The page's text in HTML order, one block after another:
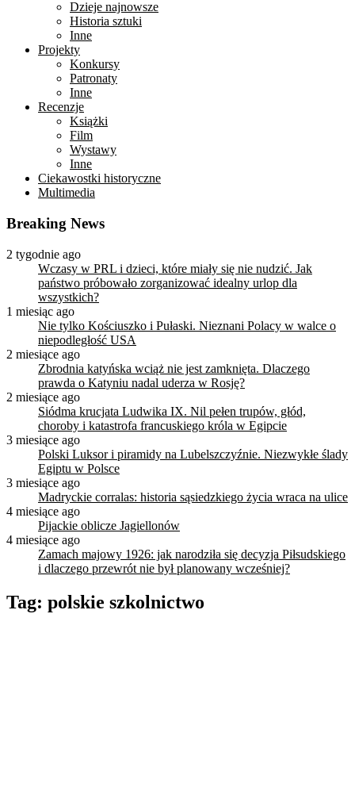
Dzieje najnowsze
Historia sztuki
Inne
Projekty
Konkursy
Patronaty
Inne
Recenzje
Książki
Film
Wystawy
Inne
Ciekawostki historyczne
Multimedia
Breaking News
2 tygodnie ago
Wczasy w PRL i dzieci, które miały się nie nudzić. Jak
państwo próbowało zorganizować idealny urlop dla
wszystkich?
1 miesiąc ago
Nie tylko Kościuszko i Pułaski. Nieznani Polacy w walce o
niepodległość USA
2 miesiące ago
Zbrodnia katyńska wciąż nie jest zamknięta. Dlaczego
prawda o Katyniu nadal uderza w Rosję?
2 miesiące ago
Siódma krucjata Ludwika IX. Nil pełen trupów, głód,
choroby i katastrofa francuskiego króla w Egipcie
3 miesiące ago
Polski Luksor i piramidy na Lubelszczyźnie. Niezwykłe ślady
Egiptu w Polsce
3 miesiące ago
Madryckie corralas: historia sąsiedzkiego życia wraca na ulice
4 miesiące ago
Pijackie oblicze Jagiellonów
4 miesiące ago
Zamach majowy 1926: jak narodziła się decyzja Piłsudskiego
i dlaczego przewrót nie był planowany wcześniej?
Tag: polskie szkolnictwo